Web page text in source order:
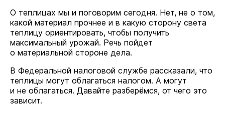
О теплицах мы и поговорим сегодня. Нет, не о том,
какой материал прочнее и в какую сторону света
теплицу ориентировать, чтобы получить
максимальный урожай. Речь пойдет
о материальной стороне дела.
В Федеральной налоговой службе рассказали, что
теплицы могут облагаться налогом. А могут
и не облагаться. Давайте разберёмся, от чего это
зависит.